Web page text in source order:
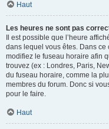
Haut
Les heures ne sont pas
Il est possible que l’heure
dans lequel vous êtes. Dans ce
modifiez le fuseau horaire afin
trouvez (ex : Londres, Paris,
du fuseau horaire, comme la
membres du forum. Donc si
pour le faire.
Haut